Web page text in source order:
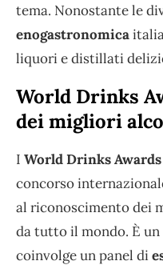
tema. Nonostante le
enogastronomica
liquori e distillati
World Drinks
dei migliori
I World Drinks Awards
concorso
al riconoscimento dei
da tutto il mondo. È
coinvolge un panel di